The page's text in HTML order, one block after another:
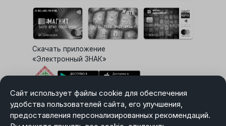
Сайт использует файлы cookie для обеспечения
удобства пользователей сайта, его улучшения,
предоставления персонализированных рекомендаций.
Скачать приложение
«Электронный ЗНАК»
Выбор настроек Cookie